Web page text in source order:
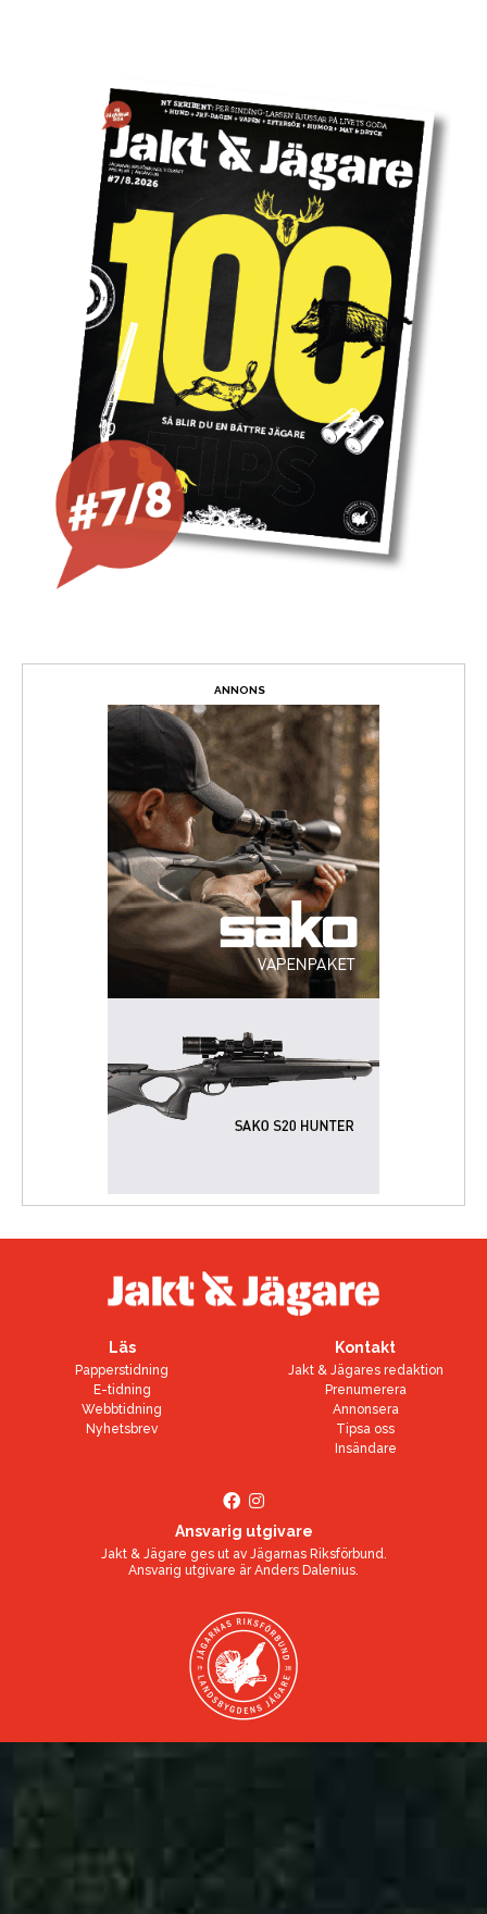
ANNONS
Läs
Papperstidning
E-tidning
Webbtidning
Nyhetsbrev
Kontakt
Jakt & Jägares redaktion
Prenumerera
Annonsera
Tipsa oss
Insändare
Ansvarig utgivare
Jakt & Jägare ges ut av Jägarnas Riksförbund.
Ansvarig utgivare ärAnders Dalenius.